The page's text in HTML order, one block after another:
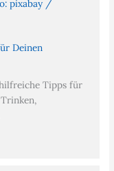
Deinen
Tipps für